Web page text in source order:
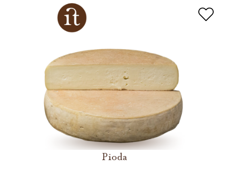
Pioda